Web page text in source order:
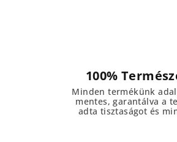
100%
Minden termékünk
mentes, garantálva a
adta tisztaságot és